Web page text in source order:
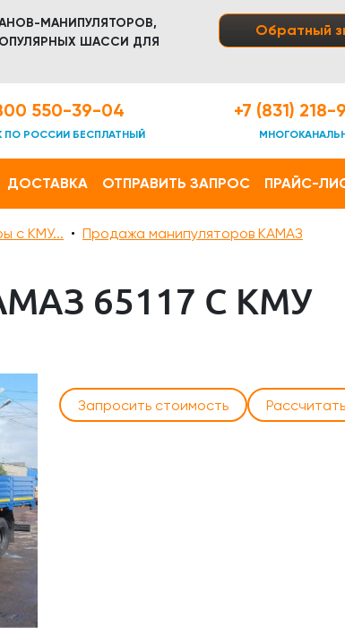
МАНИПУЛЯТОРОВ,
ШАССИ ДЛЯ
Обратный
550-39-04
ПО РОССИИ БЕСПЛАТНЫЙ
+7 (831)
ДОСТАВКА ОТПРАВИТЬ ЗАПРОС ПРАЙС-
с КМУ...
Продажа манипуляторов КАМАЗ
65117 С КМУ
Запросить стоимость